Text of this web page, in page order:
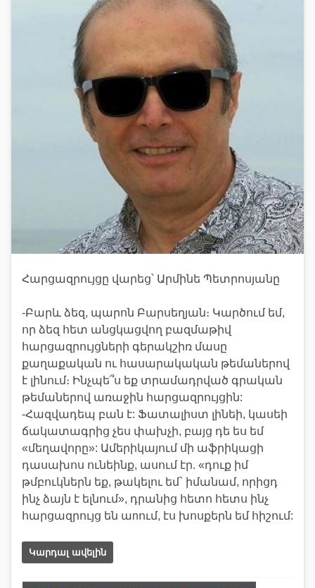
Հարցազրույցը վարեց՝ Արմինե Պետրոսյանը
-Բարև ձեզ, պարոն Բարսեղյան։ Կարծում եմ,
որ ձեզ հետ անցկացվող բազմաթիվ
հարցազրույցների գերակշիռ մասը
քաղաքական ու հասարակական թեմաներով
է լինում։ Ինչպե՞ս եք տրամադրված գրական
թեմաներով առաջին հարցազրույցին:
-Հազվադեպ բան է: Ֆատալիստ լինեի, կասեի
ճակատագրից չես փախչի, բայց դե ես եմ
«մեղավորը»: Ամերիկայում մի աֆրիկացի
դասախոս ունեինք, ասում էր. «դուք իմ
թմբուկներն եք, թակելու եմ` իմանամ, որիցդ
ինչ ձայն է ելնում», դրանից հետո հետս ինչ
հարցազրույց են աnում, էս խոսքերն եմ հիշում:
Կարդալ ավելին